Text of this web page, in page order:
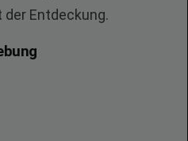
Entdeckung.